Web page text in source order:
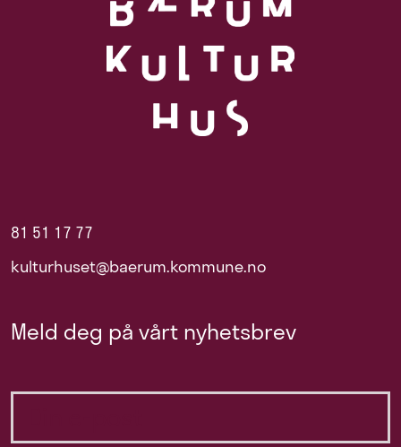
81 51 17 77
kulturhuset@baerum.kommune.no
Meld deg på vårt nyhetsbrev